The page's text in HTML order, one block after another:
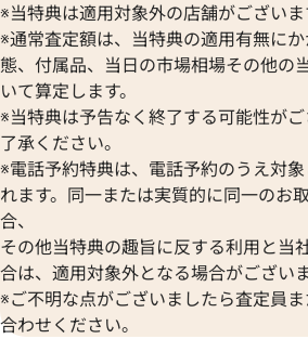
ルイヴィトン ブレスレット バングル
参考買取価格
26,000 円
2026年5月17日時点
※当特典は適用対象外の店舗がございま
※通常査定額は、当特典の適用有無に
態、付属品、当日の市場相場その他の
いて算定します。
※当特典は予告なく終了する可能性が
了承ください。
※電話予約特典は、電話予約のうえ対
れます。同一または実質的に同一のお
合、
その他当特典の趣旨に反する利用と当
合は、適用対象外となる場合がございま
※ご不明な点がございましたら査定員
合わせください。